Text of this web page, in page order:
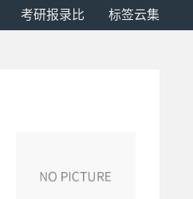
考研报录比 标签云集